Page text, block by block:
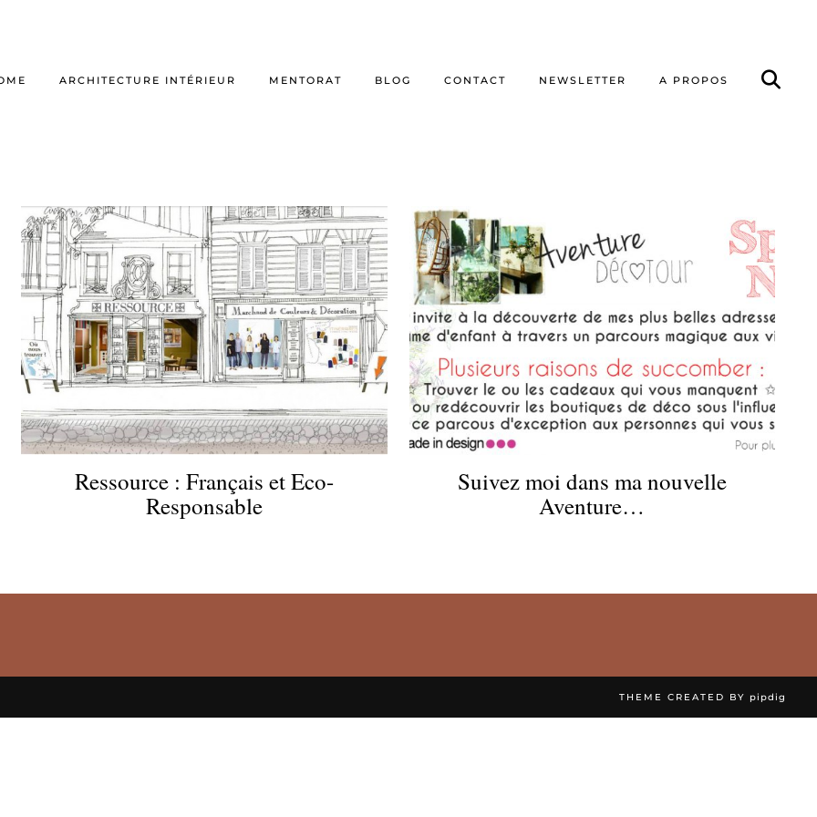
ARCHITECTURE INTÉRIEUR MENTORAT BLOG CONTACT NEWSLETTER A PROPOS
Ressource : Français et Eco-
Responsable
Suivez moi dans ma nouvelle
Aventure…
THEME CREATED BY pipdig